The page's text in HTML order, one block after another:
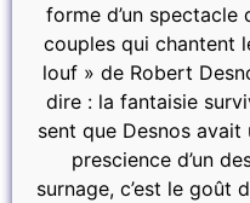
forme d’un
couples qui chantent
louf » de Robert
dire : la fantaisie
sent que Desnos
prescience d’un
surnage, c’est le goût